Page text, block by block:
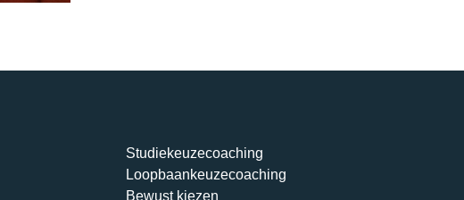
Studiekeuzecoaching
Loopbaankeuzecoaching
Bewust kiezen